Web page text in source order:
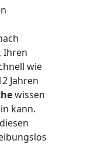
Ihren
wie
Jahren
wissen
kann.